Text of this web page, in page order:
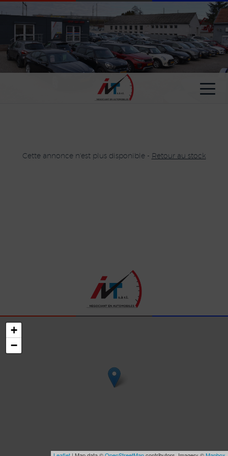
Cette annonce n'est plus disponible - Retour au stock
+
−
Paramètres avancés des cookies